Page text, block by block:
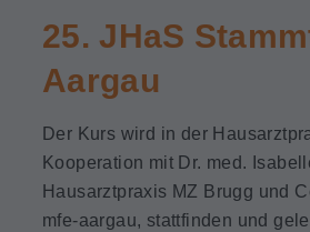
25. JHaS
Aargau
Der Kurs wird in der
Kooperation mit Dr. med.
Hausarztpraxis MZ Brugg und
mfe-aargau, stattfinden und